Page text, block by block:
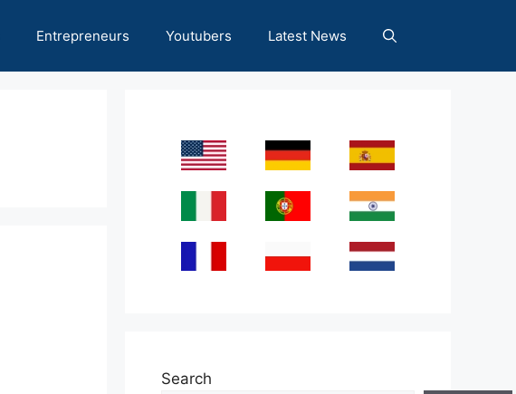
Entrepreneurs Youtubers Latest News
Search